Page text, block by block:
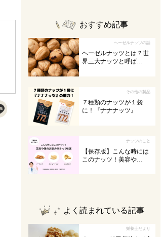
おすすめ記事
ヘーゼルナッツの話
ヘーゼルナッツとは？世
界三大ナッツと呼ば…
その他の製品
７種類のナッツが１袋
に！『ナナナッツ』
ナッツのこと
【保存版】こんな時には
このナッツ！美容や…
よく読まれている記事
栄養士だより